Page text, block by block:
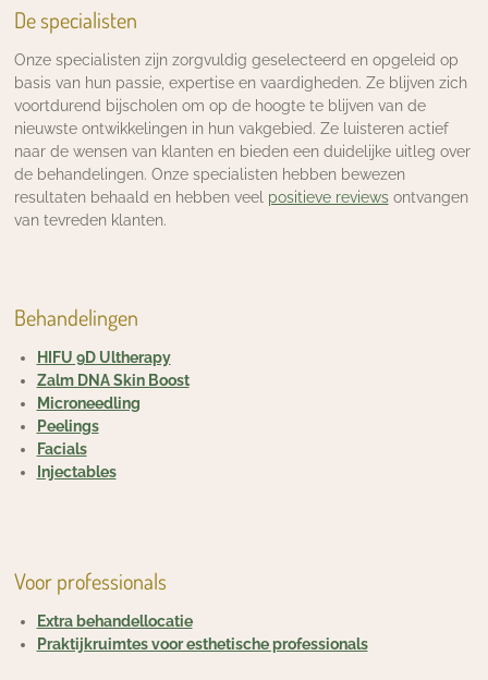
De specialisten
Onze specialisten zijn zorgvuldig geselecteerd en opgeleid op
basis van hun passie, expertise en vaardigheden. Ze blijven zich
voortdurend bijscholen om op de hoogte te blijven van de
nieuwste ontwikkelingen in hun vakgebied. Ze luisteren actief
naar de wensen van klanten en bieden een duidelijke uitleg over
de behandelingen. Onze specialisten hebben bewezen
resultaten behaald en hebben veel positieve reviews ontvangen
van tevreden klanten.
Behandelingen
HIFU 9D Ultherapy
Zalm DNA Skin Boost
Microneedling
Peelings
Facials
Injectables
Voor professionals
Extra behandellocatie
Praktijkruimtes voor esthetische professionals